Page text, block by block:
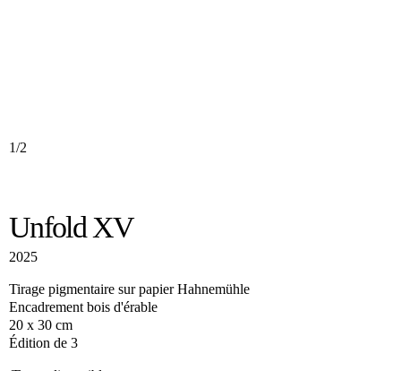
1/2
Unfold XV
2025
Tirage pigmentaire sur papier Hahnemühle
Encadrement bois d'érable
20 x 30 cm
Édition de 3